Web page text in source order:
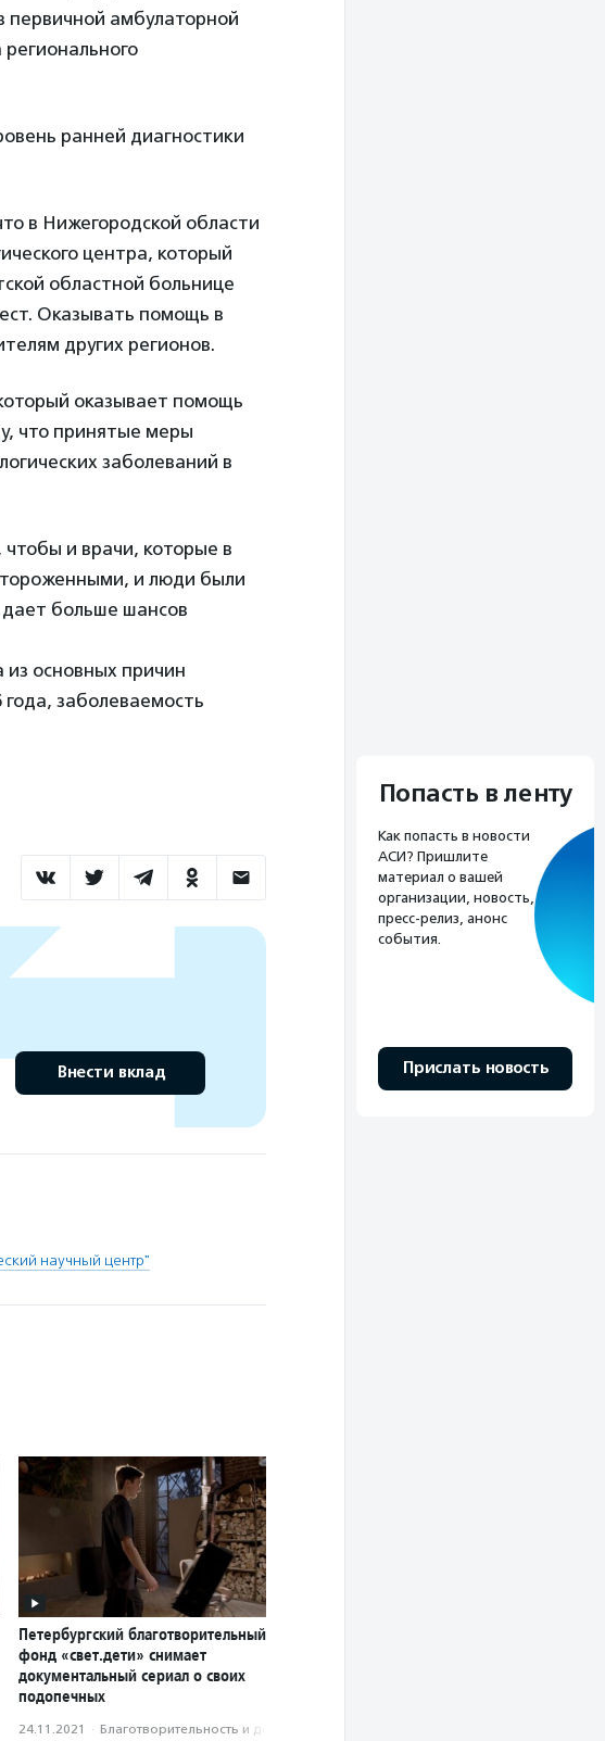
первичной амбулаторной
ранней диагностики
в Нижегородской области
центра, который
областной больнице
Оказывать помощь в
других регионов.
оказывает помощь
что принятые меры
заболеваний в
и врачи, которые в
и люди были
больше шансов
из основных причин
заболеваемость
Внести вклад
научный центр"
Петербургский благотворительный
фонд «свет.дети» снимает
документальный сериал о своих
подопечных
24.11.2021 · Благотвори­тель­ность и доброволь­чест­во
Попасть в ленту
Как попасть в новости
АСИ? Пришлите
материал о вашей
организации, новость,
пресс-релиз, анонс
события.
Прислать новость